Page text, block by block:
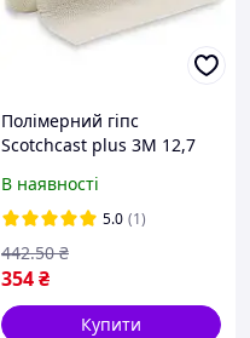
Полімерний гіпс
Scotchcast plus 3M 12,7
(82005) / Скотчкаст плюс
В наявності
5.0 (1)
354₴
442.50 ₴
Купити